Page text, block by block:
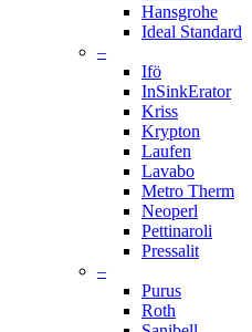
Hansgrohe
Ideal Standard
–
Ifö
InSinkErator
Kriss
Krypton
Laufen
Lavabo
Metro Therm
Neoperl
Pettinaroli
Pressalit
–
Purus
Roth